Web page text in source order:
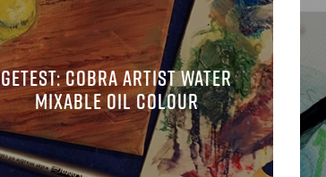
Getest: Cobra Artist water
mixable oil colour